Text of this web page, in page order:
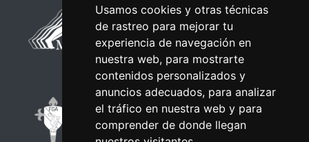
Usamos cookies y otras técnicas
de rastreo para mejorar tu
experiencia de navegación en
nuestra web, para mostrarte
contenidos personalizados y
anuncios adecuados, para analizar
el tráfico en nuestra web y para
comprender de donde llegan